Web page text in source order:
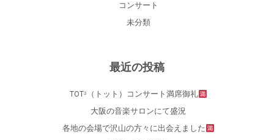
コンサート
未分類
最近の投稿
TOT³（トット）コンサート満席御礼
大阪の音楽サロンにて盛況
各地の会場で沢山の方々に出会えました